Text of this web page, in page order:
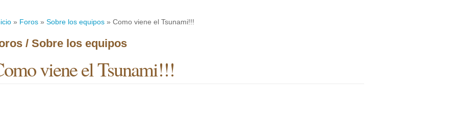
» Foros » Sobre los equipos » Como viene el Tsunami!!!
/ Sobre los equipos
viene el Tsunami!!!